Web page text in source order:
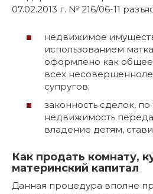
07.02.2013 г. № 216/06-11
недвижимое
использованием
оформлено как
всех
супругов;
законность сделок,
недвижимость
владение детям,
Как продать комнату,
материнский капитал
Данная процедура вполне